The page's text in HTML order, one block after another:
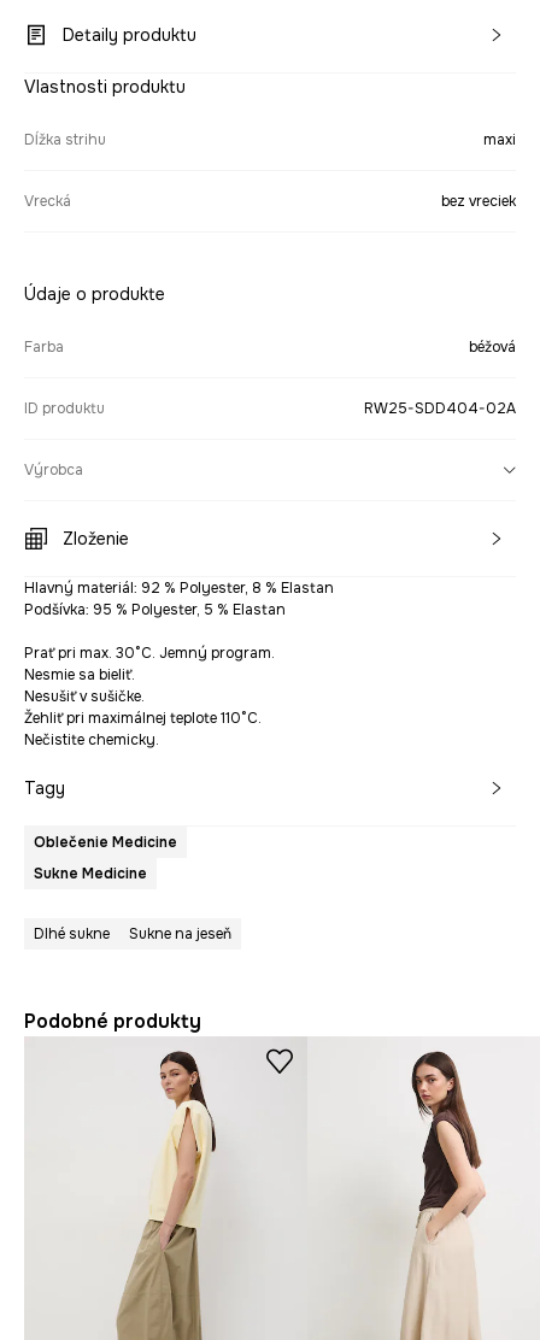
Detaily produktu
Vlastnosti produktu
Dĺžka strihu maxi
Vrecká bez vreciek
Údaje o produkte
Farba béžová
ID produktu RW25-SDD404-02A
Výrobca
Zloženie
Hlavný materiál: 92 % Polyester, 8 % Elastan
Podšívka: 95 % Polyester, 5 % Elastan
Prať pri max. 30°C. Jemný program.
Nesmie sa bieliť.
Nesušiť v sušičke.
Žehliť pri maximálnej teplote 110°C.
Nečistite chemicky.
Tagy
Oblečenie Medicine
Sukne Medicine
Dlhé sukne Sukne na jeseň
Podobné produkty